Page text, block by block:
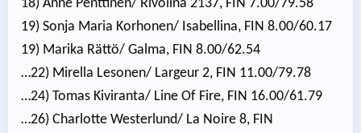
18) Anne Penttinen/ Rivolina 2137, FIN 7.00/79.58
19) Sonja Maria Korhonen/ Isabellina, FIN 8.00/60.17
19) Marika Rättö/ Galma, FIN 8.00/62.54
…22) Mirella Lesonen/ Largeur 2, FIN 11.00/79.78
…24) Tomas Kiviranta/ Line Of Fire, FIN 16.00/61.79
…26) Charlotte Westerlund/ La Noire 8, FIN